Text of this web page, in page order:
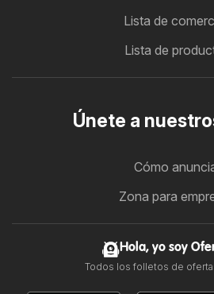
Lista de
Lista de
Únete a
Cómo
Zona para
Hola, yo soy
Todos los folletos de